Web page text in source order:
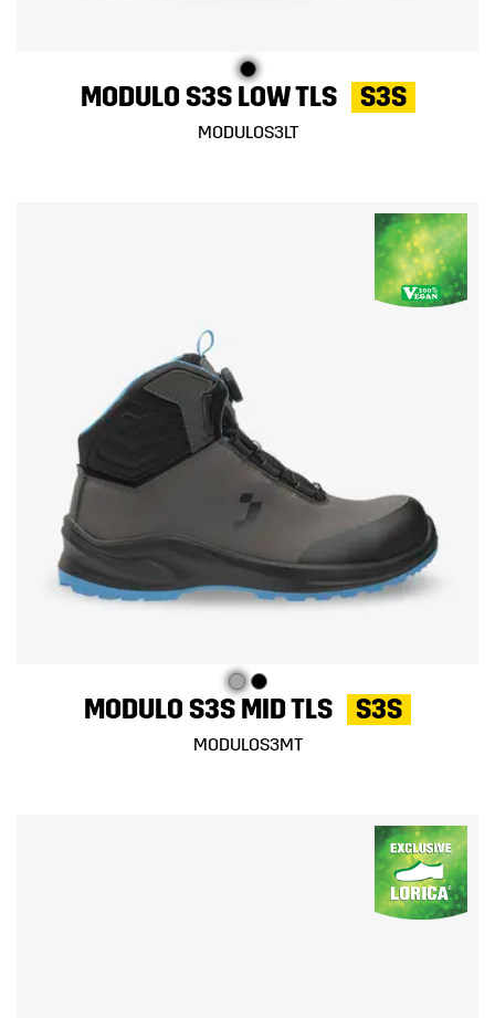
MODULO S3S LOW TLS S3S
MODULOS3LT
MODULO S3S MID TLS S3S
MODULOS3MT